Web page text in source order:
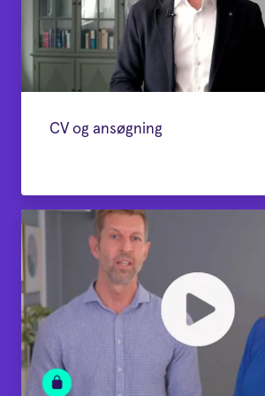
CV og ansøgning